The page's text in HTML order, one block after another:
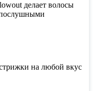
делает волосы
на любой вкус